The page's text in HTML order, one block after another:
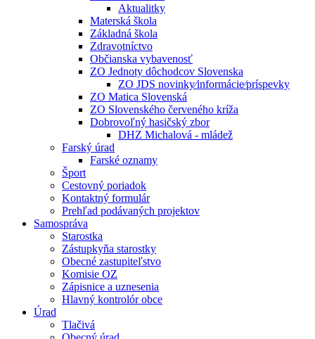
Aktualitky
Materská škola
Základná škola
Zdravotníctvo
Občianska vybavenosť
ZO Jednoty dôchodcov Slovenska
ZO JDS novinky⁄informácie⁄príspevky
ZO Matica Slovenská
ZO Slovenského červeného kríža
Dobrovoľný hasičský zbor
DHZ Michalová - mládež
Farský úrad
Farské oznamy
Šport
Cestovný poriadok
Kontaktný formulár
Prehľad podávaných projektov
Samospráva
Starostka
Zástupkyňa starostky
Obecné zastupiteľstvo
Komisie OZ
Zápisnice a uznesenia
Hlavný kontrolór obce
Úrad
Tlačivá